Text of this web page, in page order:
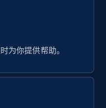
number,
url,
and more.
为你提供帮助。